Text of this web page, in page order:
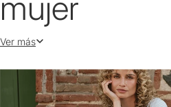
como una de las prendas en
hemos creado una colección
variedad de siluetas y modelos que
Ver más